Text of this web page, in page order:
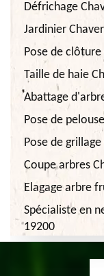
Défrichage
Jardinier
Pose de
Taille de haie
Abattage
Pose de
Pose de
Coupe arbres
Elagage arbre
Spécialiste en
19200